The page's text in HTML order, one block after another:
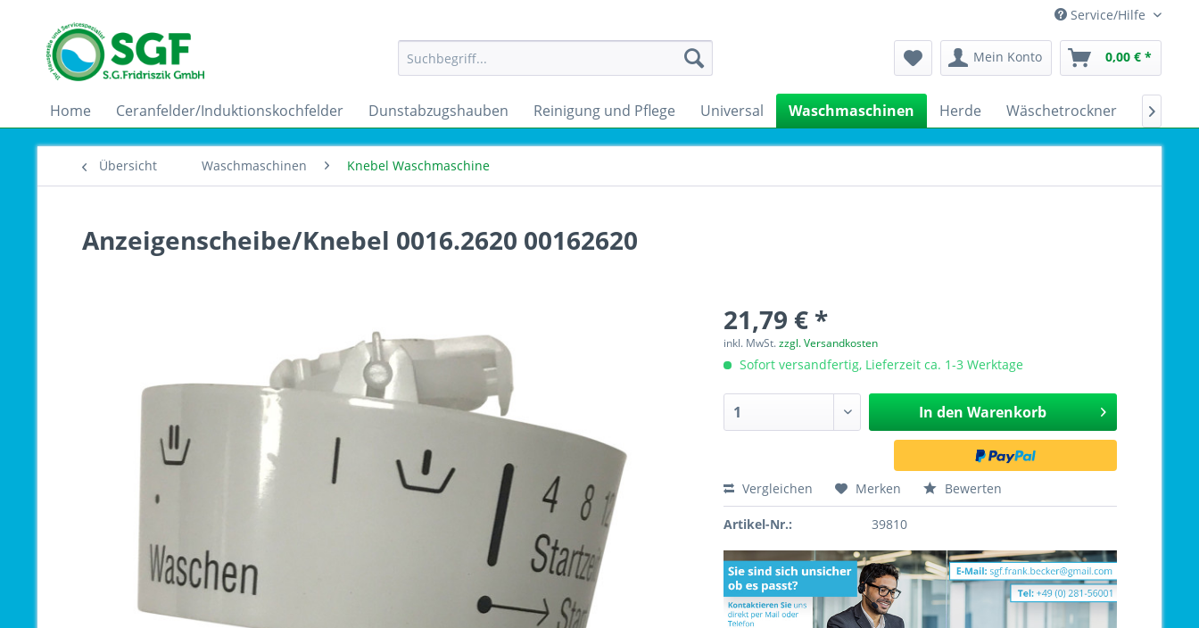
Service/Hilfe
Mein Konto 0,00 € *
Home Ceranfelder/Induktionskochfelder Dunstabzugshauben Reinigung und Pflege Universal Waschmaschinen Herde Wäschetrockner 
Übersicht Waschmaschinen Knebel Waschmaschine
Anzeigenscheibe/Knebel 0016.2620 00162620
21,79 € *
inkl. MwSt.zzgl. Versandkosten
Sofort versandfertig, Lieferzeit ca. 1-3 Werktage
In den Warenkorb
Vergleichen Merken Bewerten
Artikel-Nr.: 39810